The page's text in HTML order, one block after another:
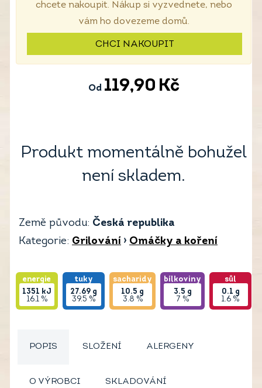
chcete nakoupit. Nákup si vyzvednete, nebo
vám ho dovezeme domů.
CHCI NAKOUPIT
Od 119,90 Kč
Produkt momentálně bohužel
není skladem.
Země původu: Česká republika
Kategorie: Grilování › Omáčky a koření
energie
1351 kJ
16.1 %
tuky
27.69 g
39.5 %
sacharidy
10.5 g
3.8 %
bílkoviny
3.5 g
7 %
sůl
0.1 g
1.6 %
POPIS SLOŽENÍ ALERGENY
O VÝROBCI SKLADOVÁNÍ